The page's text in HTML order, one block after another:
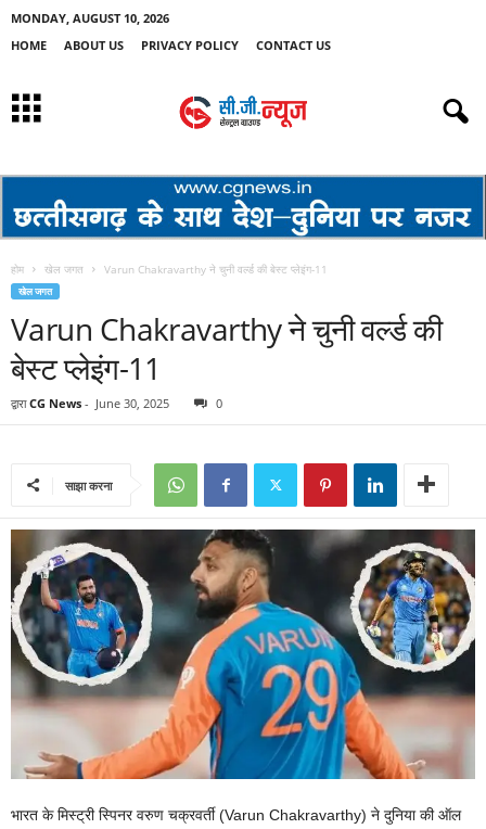
MONDAY, AUGUST 10, 2026
HOME
ABOUT US PRIVACY POLICY CONTACT US
होम खेल जगत Varun Chakravarthy ने चुनी वर्ल्ड की बेस्ट प्लेइंग-11
खेल जगत
Varun Chakravarthy ने चुनी वर्ल्ड की
बेस्ट प्लेइंग-11
द्वारा CG News - June 30, 2025 0
साझा करना
भारत के मिस्ट्री स्पिनर वरुण चक्रवर्ती (Varun Chakravarthy) ने दुनिया की ऑल